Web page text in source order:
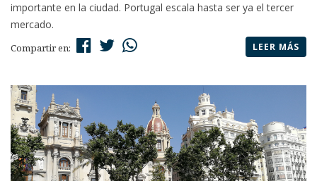
importante en la ciudad. Portugal escala hasta ser ya el tercer
mercado.
Compartir en: LEER MÁS